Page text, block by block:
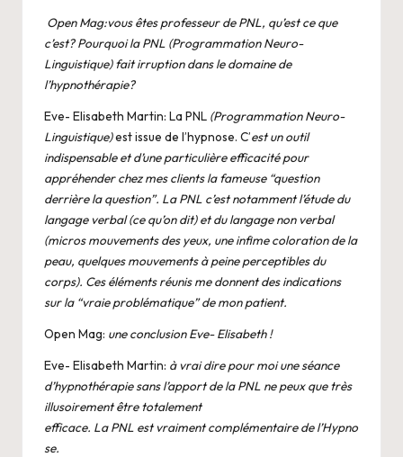
Open Mag:vous êtes professeur de PNL, qu’est ce que
c’est? Pourquoi la PNL (Programmation Neuro-
Linguistique) fait irruption dans le domaine de
l’hypnothérapie?
Eve- Elisabeth Martin: La PNL (Programmation Neuro-
Linguistique)est issue de l’hypnose. C’est un outil
indispensable et d’une particulière efficacité pour
appréhender chez mes clients la fameuse “question
derrière la question”. La PNL c’est notamment l’étude du
langage verbal (ce qu’on dit) et du langage non verbal
(micros mouvements des yeux, une infime coloration de la
peau, quelques mouvements à peine perceptibles du
corps). Ces éléments réunis me donnent des indications
sur la “vraie problématique” de mon patient.
Open Mag: une conclusion Eve- Elisabeth !
Eve- Elisabeth Martin: à vrai dire pour moi une séance
d’hypnothérapie sans l’apport de la PNL ne peux que très
illusoirement être totalement
efficace. La PNL est vraiment complémentaire de l’Hypno
se.